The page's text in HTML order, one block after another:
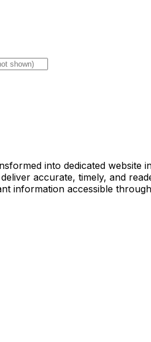
into dedicated
accurate, timely, and
information accessible